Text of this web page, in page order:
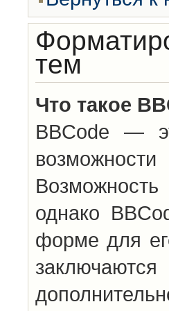
тем
Что такое
BBCode —
Возможность
однако
форме для